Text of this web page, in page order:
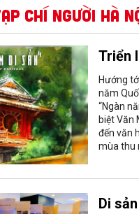
chí Người Hà
Triển
Hướng
năm
“Ngàn
biệt Văn
đến văn
mùa thu
Di